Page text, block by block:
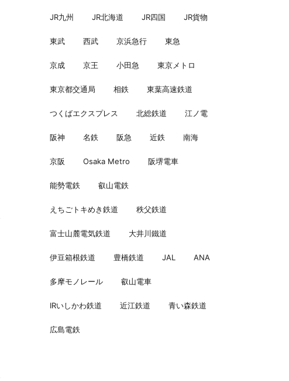
JR九州 JR北海道 JR四国 JR貨物
東武 西武 京浜急行 東急
京成 京王 小田急 東京メトロ
東京都交通局 相鉄 東葉高速鉄道
つくばエクスプレス 北総鉄道 江ノ電
阪神 名鉄 阪急 近鉄 南海
京阪 Osaka Metro 阪堺電車
能勢電鉄 叡山電鉄
えちごトキめき鉄道 秩父鉄道
富士山麓電気鉄道 大井川鐵道
伊豆箱根鉄道 豊橋鉄道 JAL ANA
多摩モノレール 叡山電車
IRいしかわ鉄道 近江鉄道 青い森鉄道
広島電鉄